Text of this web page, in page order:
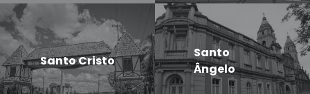
Santo Cristo
Santo
Ângelo